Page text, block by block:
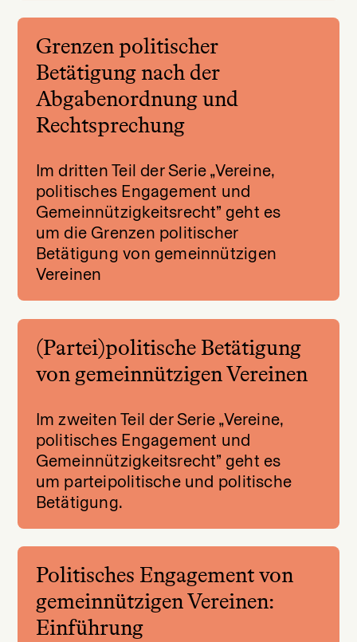
Grenzen politischer
Betätigung nach der
Abgabenordnung und
Rechtsprechung
Im dritten Teil der Serie „Vereine,
politisches Engagement und
Gemeinnützigkeitsrecht” geht es
um die Grenzen politischer
Betätigung von gemeinnützigen
Vereinen
(Partei)politische Betätigung
von gemeinnützigen Vereinen
Im zweiten Teil der Serie „Vereine,
politisches Engagement und
Gemeinnützigkeitsrecht” geht es
um parteipolitische und politische
Betätigung.
Politisches Engagement von
gemeinnützigen Vereinen:
Einführung